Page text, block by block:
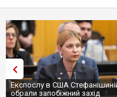
Експослу в США
обрали запобіжний захід